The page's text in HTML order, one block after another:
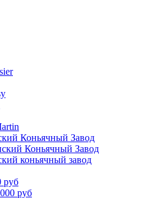
Коньячный Завод
Коньячный Завод
коньячный завод
руб
руб